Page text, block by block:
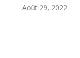
Août 29, 2022